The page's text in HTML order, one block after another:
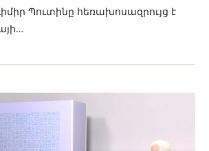
Պուտինը հեռախոսազրույց է